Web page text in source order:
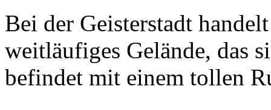
Bei der Geisterstadt
weitläufiges Gelände, das
befindet mit einem tollen